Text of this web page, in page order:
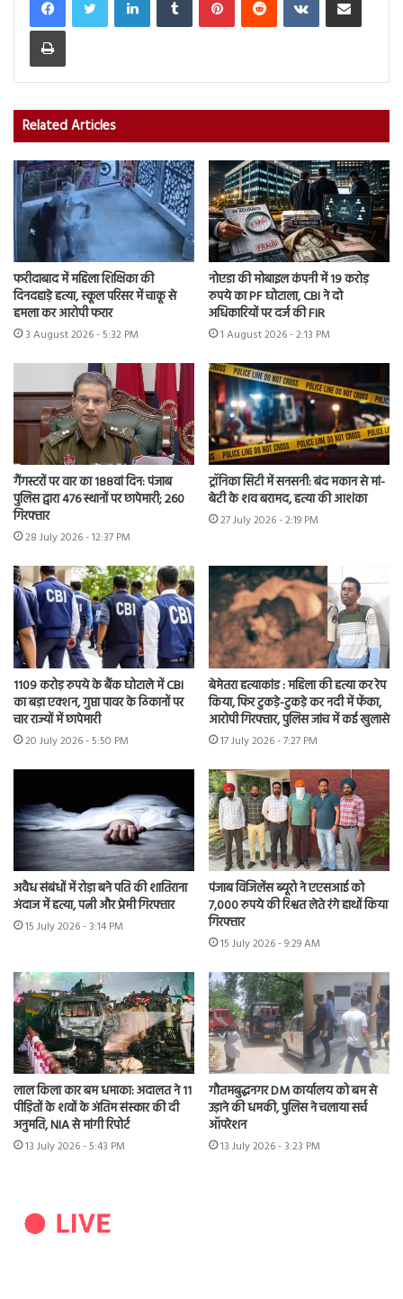
Print
Related Articles
फरीदाबाद में महिला शिक्षिका की
दिनदहाड़े हत्या, स्कूल परिसर में चाकू से
हमला कर आरोपी फरार
3 August 2026 - 5:32 PM
नोएडा की मोबाइल कंपनी में 19 करोड़
रुपये का PF घोटाला, CBI ने दो
अधिकारियों पर दर्ज की FIR
1 August 2026 - 2:13 PM
गैंगस्टरों पर वार का 188वां दिन: पंजाब
पुलिस द्वारा 476 स्थानों पर छापेमारी; 260
गिरफ्तार
28 July 2026 - 12:37 PM
ट्रॉनिका सिटी में सनसनी: बंद मकान से मां-
बेटी के शव बरामद, हत्या की आशंका
27 July 2026 - 2:19 PM
1109 करोड़ रुपये के बैंक घोटाले में CBI
का बड़ा एक्शन, गुप्ता पावर के ठिकानों पर
चार राज्यों में छापेमारी
20 July 2026 - 5:50 PM
बेमेतरा हत्याकांड : महिला की हत्या कर रेप
किया, फिर टुकड़े-टुकड़े कर नदी में फेंका,
आरोपी गिरफ्तार, पुलिस जांच में कई खुलासे
17 July 2026 - 7:27 PM
अवैध संबंधों में रोड़ा बने पति की शातिराना
अंदाज में हत्या, पत्नी और प्रेमी गिरफ्तार
15 July 2026 - 3:14 PM
पंजाब विजिलेंस ब्यूरो ने एएसआई को
7,000 रुपये की रिश्वत लेते रंगे हाथों किया
गिरफ्तार
15 July 2026 - 9:29 AM
लाल किला कार बम धमाका: अदालत ने 11
पीड़ितों के शवों के अंतिम संस्कार की दी
अनुमति, NIA से मांगी रिपोर्ट
13 July 2026 - 5:43 PM
गौतमबुद्धनगर DM कार्यालय को बम से
उड़ाने की धमकी, पुलिस ने चलाया सर्च
ऑपरेशन
13 July 2026 - 3:23 PM